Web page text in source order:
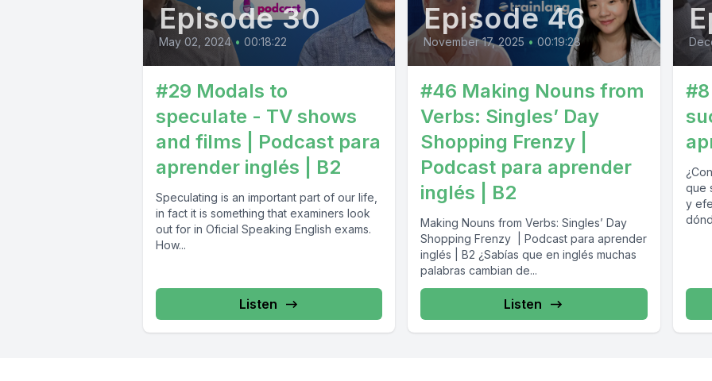
Episode 30
May 02, 2024 • 00:18:22
#29 Modals to
speculate - TV shows
and films | Podcast para
aprender inglés | B2
Speculating is an important part of our life,
in fact it is something that examiners look
out for in Oficial Speaking English exams.
How...
Listen
Episode 46
November 17, 2025 • 00:19:28
#46 Making Nouns from
Verbs: Singles’ Day
Shopping Frenzy |
Podcast para aprender
inglés | B2
Making Nouns from Verbs: Singles’ Day
Shopping Frenzy ️ | Podcast para aprender
inglés | B2 ¿Sabías que en inglés muchas
palabras cambian de...
Listen
que
y